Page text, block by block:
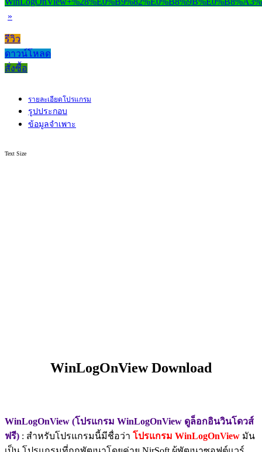
»
รีวิว
ดาวน์โหลด
สั่งซื้อ
รายละเอียดโปรแกรม
รูปประกอบ
ข้อมูลจำเพาะ
Text Size
WinLogOnView Download
WinLogOnView (โปรแกรม WinLogOnView ดูล็อกอินวินโดวส์
ฟรี) : สำหรับโปรแกรมนี้มีชื่อว่า โปรแกรม WinLogOnView มัน